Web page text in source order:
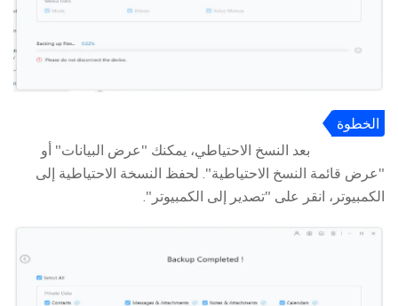
الخطوة
بعد النسخ الاحتياطي، يمكنك "عرض البيانات" أو
"عرض قائمة النسخ الاحتياطية". لحفظ النسخة الاحتياطية إلى
الكمبيوتر، انقر على "تصدير إلى الكمبيوتر".